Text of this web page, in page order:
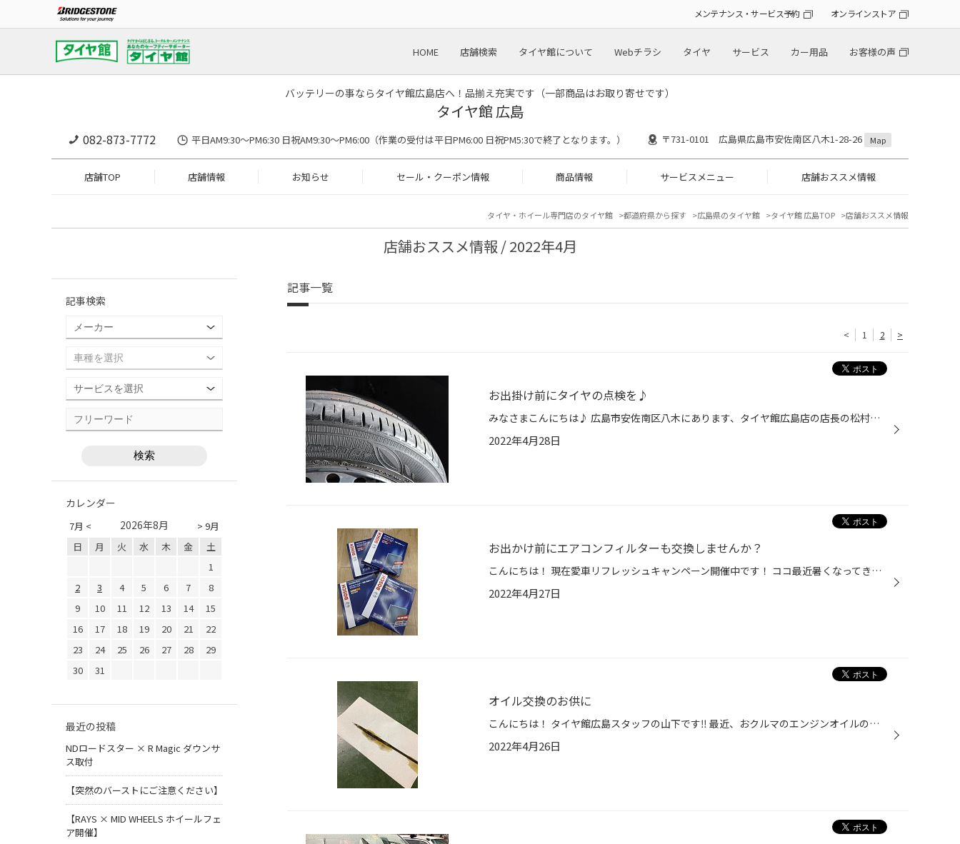
メンテナンス・サービス予約 オンラインストア
HOME 店舗検索 タイヤ館について Webチラシ タイヤ サービス カー用品 お客様の声
バッテリーの事ならタイヤ館広島店へ！品揃え充実です（一部商品はお取り寄せです）
タイヤ館 広島
082-873-7772 平日AM9:30～PM6:30 日祝AM9:30〜PM6:00（作業の受付は平日PM6:00 日祝PM5:30で終了となります。） 〒731-0101 広島県広島市安佐南区八木1-28-26 Map
店舗TOP 店舗情報 お知らせ セール・クーポン情報 商品情報 サービスメニュー 店舗おススメ情報
タイヤ・ホイール専門店のタイヤ館 都道府県から探す 広島県のタイヤ館 タイヤ館 広島TOP 店舗おススメ情報
店舗おススメ情報 / 2022年4月
記事一覧
< 1 2 >
お出掛け前にタイヤの点検を♪
みなさまこんにちは♪ 広島市安佐南区八木にあります、タイヤ館広島店の店長の松村です。 さてさて！ ゴールデンウィークももう直前！ すでにお休みに入ったという方もいらっしゃいますね♪ お出掛けされる方も多いのでは?! お出掛け前には必ず点検を！ 今日はタイヤの点検のオススメです！ 最近、タ...
2022年4月28日
お出かけ前にエアコンフィルターも交換しませんか？
こんにちは！ 現在愛車リフレッシュキャンペーン開催中です！ ココ最近暑くなってきておりますのでお出かけ前にエアコンフィルターを交換しませんか？ 当店ではボッシュのエアコンフィルターを主に販売しております！ 送風、温風、冷風どれを使用していてもフィルターを介しますので年中汚れは溜ま...
2022年4月27日
オイル交換のお供に
こんにちは！ タイヤ館広島スタッフの山下です‼︎ 最近、おクルマのエンジンオイルの交換はされてますかー？？ 長い間オイルを交換しないと意外と汚れてます… そんな時は‼︎ こちらのフラッシング剤でエンジン内をキレイキレイしましょう。 それと一緒に タイヤ館広島イチオシの商品❗️❗️ エコグリー...
2022年4月26日
記事検索
カレンダー
7月 < > 9月
2026年8月
日 月 火 水 木 金
土
1
2
3 4 5 6 7
8
9
10 11 12 13 14
15
16
17 18 19 20 21
22
23
24 25 26 27 28
29
30
31
最近の投稿
NDロードスター × R Magic ダウンサ
ス取付
【突然のバーストにご注意ください】
【RAYS × MID WHEELS ホイールフェ
ア開催】